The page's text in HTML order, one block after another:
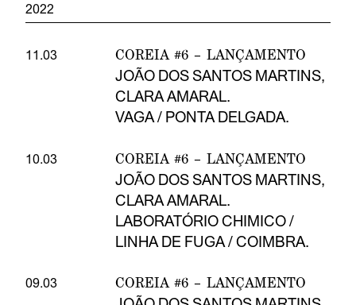
2022
11.03 COREIA #6 – LANÇAMENTO
JOÃO DOS SANTOS MARTINS,
CLARA AMARAL.
VAGA / PONTA DELGADA.
10.03 COREIA #6 – LANÇAMENTO
JOÃO DOS SANTOS MARTINS,
CLARA AMARAL.
LABORATÓRIO CHIMICO /
LINHA DE FUGA / COIMBRA.
09.03 COREIA #6 – LANÇAMENTO